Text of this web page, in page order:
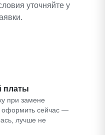
уточняйте у
платы
при замене
оформить сейчас —
лучше не